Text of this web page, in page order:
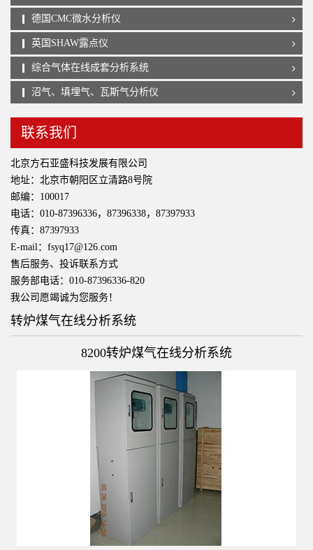
德国CMC微水分析仪
英国SHAW露点仪
综合气体在线成套分析系统
沼气、填埋气、瓦斯气分析仪
联系我们
北京方石亚盛科技发展有限公司
地址：北京市朝阳区立清路8号院
邮编：100017
电话：010-87396336，87396338，87397933
传真：87397933
E-mail：fsyq17@126.com
售后服务、投诉联系方式
服务部电话：010-87396336-820
我公司愿竭诚为您服务！
转炉煤气在线分析系统
8200转炉煤气在线分析系统